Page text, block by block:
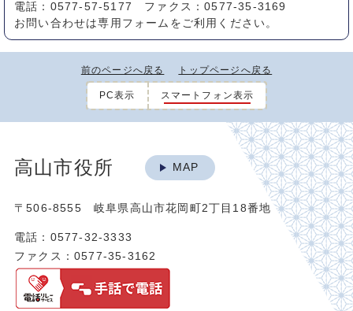
電話：0577-57-5177 ファクス：0577-35-3169
お問い合わせは専用フォームをご利用ください。
前のページへ戻る トップページへ戻る
PC表示 スマートフォン表示
高山市役所 MAP
〒506-8555 岐阜県高山市花岡町2丁目18番地
電話：0577-32-3333
ファクス：0577-35-3162